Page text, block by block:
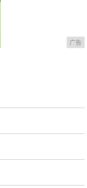
广告